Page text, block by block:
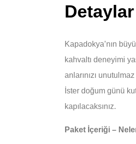
Detaylar
Kapadokya’nın
kahvaltı deneyimi
anlarınızı
İster doğum günü
kapılacaksınız.
Paket İçeriği –